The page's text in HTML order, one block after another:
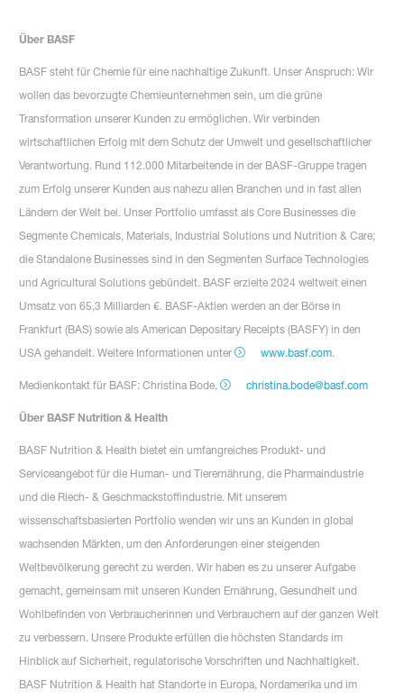
Über BASF
BASF steht für Chemie für eine nachhaltige Zukunft. Unser Anspruch: Wir
wollen das bevorzugte Chemieunternehmen sein, um die grüne
Transformation unserer Kunden zu ermöglichen. Wir verbinden
wirtschaftlichen Erfolg mit dem Schutz der Umwelt und gesellschaftlicher
Verantwortung. Rund 112.000 Mitarbeitende in der BASF-Gruppe tragen
zum Erfolg unserer Kunden aus nahezu allen Branchen und in fast allen
Ländern der Welt bei. Unser Portfolio umfasst als Core Businesses die
Segmente Chemicals, Materials, Industrial Solutions und Nutrition & Care;
die Standalone Businesses sind in den Segmenten Surface Technologies
und Agricultural Solutions gebündelt. BASF erzielte 2024 weltweit einen
Umsatz von 65,3 Milliarden €. BASF-Aktien werden an der Börse in
Frankfurt (BAS) sowie als American Depositary Receipts (BASFY) in den
USA gehandelt. Weitere Informationen unter
www.basf.com.
Medienkontakt für BASF: Christina Bode, christina.bode@basf.com
Über BASF Nutrition & Health
BASF Nutrition & Health bietet ein umfangreiches Produkt- und
Serviceangebot für die Human- und Tierernährung, die Pharmaindustrie
und die Riech- & Geschmackstoffindustrie. Mit unserem
wissenschaftsbasierten Portfolio wenden wir uns an Kunden in global
wachsenden Märkten, um den Anforderungen einer steigenden
Weltbevölkerung gerecht zu werden. Wir haben es zu unserer Aufgabe
gemacht, gemeinsam mit unseren Kunden Ernährung, Gesundheit und
Wohlbefinden von Verbraucherinnen und Verbrauchern auf der ganzen Welt
zu verbessern. Unsere Produkte erfüllen die höchsten Standards im
Hinblick auf Sicherheit, regulatorische Vorschriften und Nachhaltigkeit.
BASF Nutrition & Health hat Standorte in Europa, Nordamerika und im